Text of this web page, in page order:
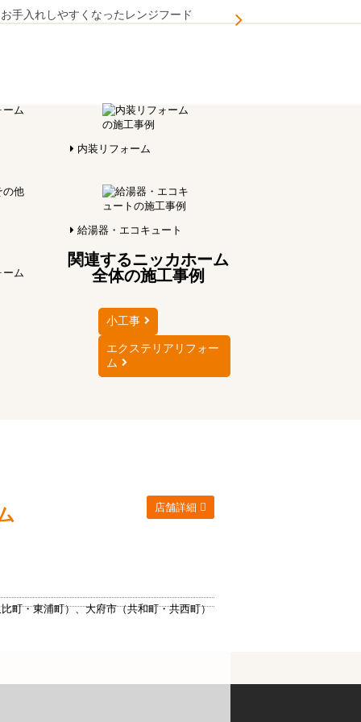
手入れしやすくなったレンジフード
内装リフォーム
給湯器・エコキュート
関連するニッカホーム
全体の施工事例
小工事
エクステリアリフォー
ム
店舗詳細
町・東浦町）、大府市（共和町・共西町）